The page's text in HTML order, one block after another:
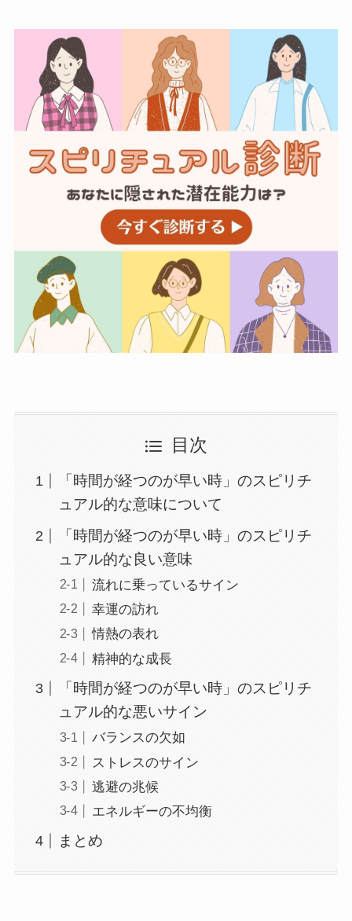
目次
「時間が経つのが早い時」のスピリチ
ュアル的な意味について
「時間が経つのが早い時」のスピリチ
ュアル的な良い意味
流れに乗っているサイン
幸運の訪れ
情熱の表れ
精神的な成長
「時間が経つのが早い時」のスピリチ
ュアル的な悪いサイン
バランスの欠如
ストレスのサイン
逃避の兆候
エネルギーの不均衡
まとめ